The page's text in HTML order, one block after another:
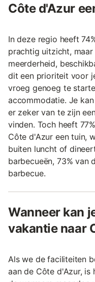
Côte d'Azur
In deze regio heeft
prachtig uitzicht,
meerderheid,
dit een prioriteit voor
vroeg genoeg te
accommodatie. Je
er zeker van te zijn
vinden. Toch heeft
Côte d'Azur een tuin,
buiten luncht of
barbecueën, 73% van
barbecue.
Wanneer kan
vakantie naar
Als we de faciliteiten
aan de Côte d'Azur, is